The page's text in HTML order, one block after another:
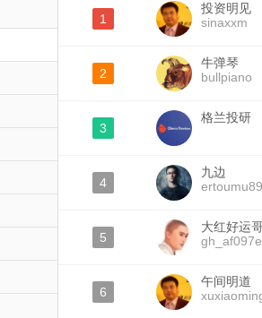
1
投资明见
sinaxxm
2
牛弹琴
bullpiano
3
格兰投研
4
九边
5
大红好运
6
午间明道